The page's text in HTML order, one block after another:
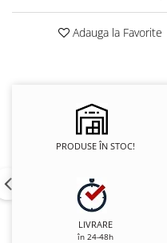
Adauga la Favorite
PRODUSE ÎN STOC!
LIVRARE
în 24-48h